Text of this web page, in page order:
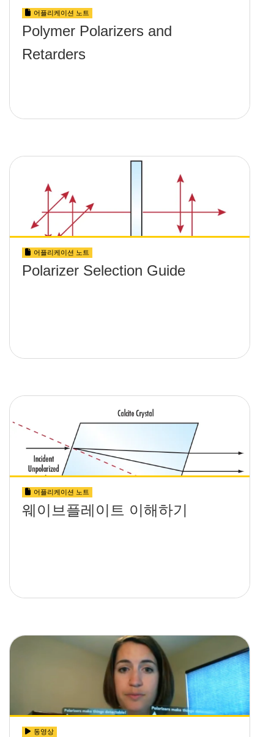
어플리케이션 노트
Polymer Polarizers and
Retarders
어플리케이션 노트
Polarizer Selection Guide
어플리케이션 노트
웨이브플레이트 이해하기
동영상